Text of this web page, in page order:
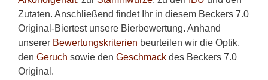
Zutaten. Anschließend findet Ihr in diesem Beckers 7.0
Original-Biertest unsere Bierbewertung. Anhand
unserer Bewertungskriterien beurteilen wir die Optik,
den Geruch sowie den Geschmack des Beckers 7.0
Original.